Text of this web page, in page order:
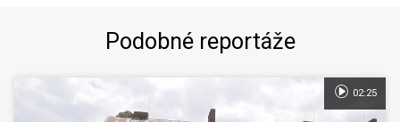
Podobné reportáže
02:25